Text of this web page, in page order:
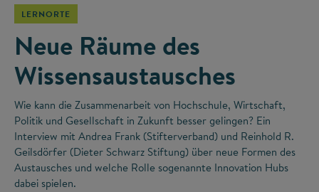
LERNORTE
Neue Räume des
Wissensaustausches
Wie kann die Zusammenarbeit von Hochschule, Wirtschaft,
Politik und Gesellschaft in Zukunft besser gelingen? Ein
Interview mit Andrea Frank (Stifterverband) und Reinhold R.
Geilsdörfer (Dieter Schwarz Stiftung) über neue Formen des
Austausches und welche Rolle sogenannte Innovation Hubs
dabei spielen.